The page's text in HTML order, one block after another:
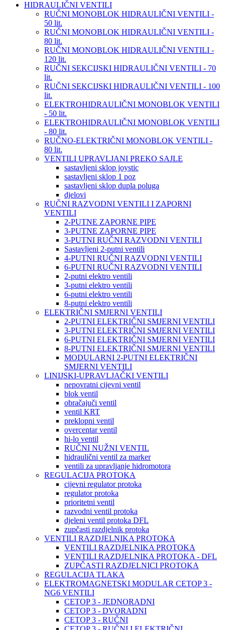
HIDRAULIČNI VENTILI
RUČNI MONOBLOK HIDRAULIČNI VENTILI -
50 lit.
RUČNI MONOBLOK HIDRAULIČNI VENTILI -
80 lit.
RUČNI MONOBLOK HIDRAULIČNI VENTILI -
120 lit.
RUČNI SEKCIJSKI HIDRAULIČNI VENTILI - 70
lit.
RUČNI SEKCIJSKI HIDRAULIČNI VENTILI - 100
lit.
ELEKTROHIDRAULIČNI MONOBLOK VENTILI
- 50 lit.
ELEKTROHIDRAULIČNI MONOBLOK VENTILI
- 80 lit.
RUČNO-ELEKTRIČNI MONOBLOK VENTILI -
80 lit.
VENTILI UPRAVLJANI PREKO SAJLE
sastavljeni sklop joystic
sastavljeni sklop 1 poz
sastavljeni sklop dupla poluga
djelovi
RUČNI RAZVODNI VENTILI I ZAPORNI
VENTILI
2-PUTNE ZAPORNE PIPE
3-PUTNE ZAPORNE PIPE
3-PUTNI RUČNI RAZVODNI VENTILI
Sastavljeni 2-putni ventili
4-PUTNI RUČNI RAZVODNI VENTILI
6-PUTNI RUČNI RAZVODNI VENTILI
2-putni elektro ventili
3-putni elektro ventili
6-putni elektro ventili
8-putni elektro ventili
ELEKTRIČNI SMJERNI VENTILI
2-PUTNI ELEKTRIČNI SMJERNI VENTILI
3-PUTNI ELEKTRIČNI SMJERNI VENTILI
6-PUTNI ELEKTRIČNI SMJERNI VENTILI
8-PUTNI ELEKTRIČNI SMJERNI VENTILI
MODULARNI 2-PUTNI ELEKTRIČNI
SMJERNI VENTILI
LINIJSKI-UPRAVLJAČKI VENTILI
nepovratni cijevni ventil
blok ventil
obračajuči ventil
ventil KRT
preklopni ventil
overcentar ventil
hi-lo ventil
RUČNI NUŽNI VENTIL
hidraulični ventil za marker
ventili za upravljanje hidromotora
REGULACIJA PROTOKA
cijevni regulator protoka
regulator protoka
prioritetni ventil
razvodni ventil protoka
djeleni ventil protoka DFL
zupčasti razdjelnik protoka
VENTILI RAZDJELNIKA PROTOKA
VENTILI RAZDJELNIKA PROTOKA
VENTILI RAZDJELNIKA PROTOKA - DFL
ZUPČASTI RAZDJELNICI PROTOKA
REGULACIJA TLAKA
ELEKTROMAGNETSKI MODULAR CETOP 3 -
NG6 VENTILI
CETOP 3 - JEDNORADNI
CETOP 3 - DVORADNI
CETOP 3 - RUČNI